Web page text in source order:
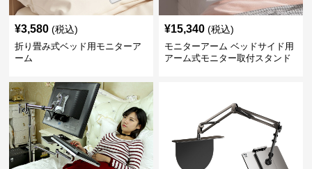
¥3,580 (税込)
折り畳み式ベッド用モニターア
ーム
¥15,340 (税込)
モニターアーム ベッドサイド用
アーム式モニター取付スタンド